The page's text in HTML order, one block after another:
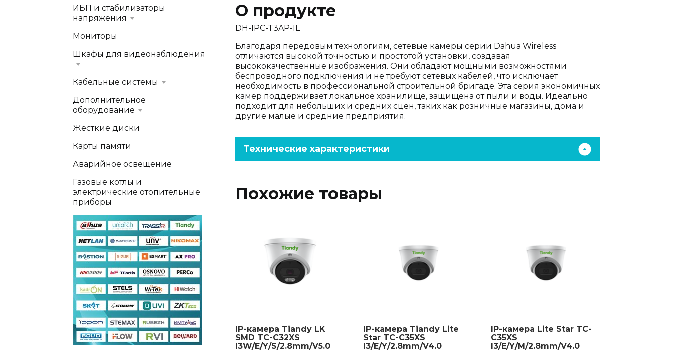
О продукте
DH-IPC-T3AP-IL
Благодаря передовым технологиям, сетевые камеры серии Dahua Wireless
отличаются высокой точностью и простотой установки, создавая
высококачественные изображения. Они обладают мощными возможностями
беспроводного подключения и не требуют сетевых кабелей, что исключает
необходимость в профессиональной строительной бригаде. Эта серия экономичных
камер поддерживает локальное хранилище, защищена от пыли и воды. Идеально
подходит для небольших и средних сцен, таких как розничные магазины, дома и
другие малые и средние предприятия.
Технические характеристики
Похожие товары
IP-камера Tiandy LK
SMD TC-C32XS
I3W/E/Y/S/2.8mm/V5.0
IP-камера Tiandy Lite
Star TC-C35XS
I3/E/Y/2.8mm/V4.0
IP-камера Lite Star TC-
C35XS
I3/E/Y/M/2.8mm/V4.0
ИБП и стабилизаторы
напряжения
Мониторы
Шкафы для видеонаблюдения
Кабельные системы
Дополнительное
оборудование
Жёсткие диски
Карты памяти
Аварийное освещение
Газовые котлы и
электрические отопительные
приборы